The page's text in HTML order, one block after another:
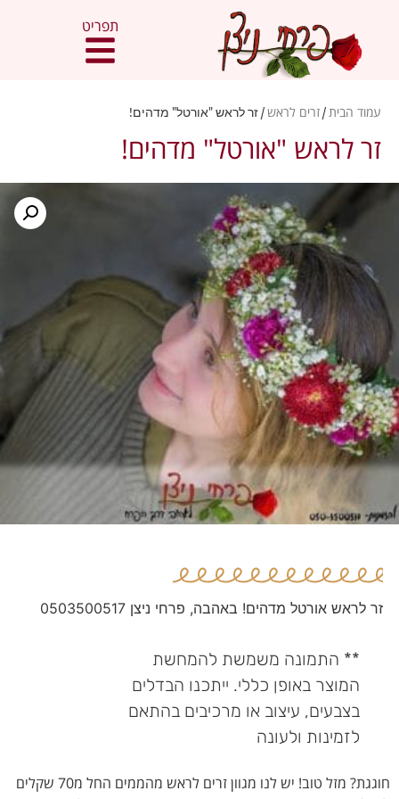
תפריט
עמוד הבית/זרים לראש/ זר לראש "אורטל" מדהים!
זר לראש "אורטל" מדהים!
זר לראש אורטל מדהים! באהבה, פרחי ניצן 0503500517
** התמונה משמשת להמחשת
המוצר באופן כללי. ייתכנו הבדלים
בצבעים, עיצוב או מרכיבים בהתאם
לזמינות ולעונה
חוגגת? מזל טוב! יש לנו מגוון זרים לראש מהממים החל מ70 שקלים